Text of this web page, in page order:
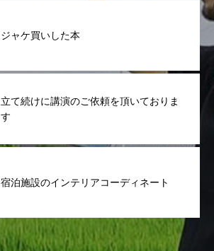
ジャケ買いした本
立て続けに講演のご依頼を頂いておりま
す
宿泊施設のインテリアコーディネート